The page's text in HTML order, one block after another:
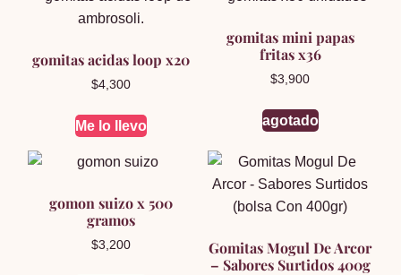
gomitas acidas loop x20
$4,300
Me lo llevo
gomitas mini papas
fritas x36
$3,900
agotado
gomon suizo x 500
gramos
$3,200
Gomitas Mogul De Arcor
– Sabores Surtidos 400g